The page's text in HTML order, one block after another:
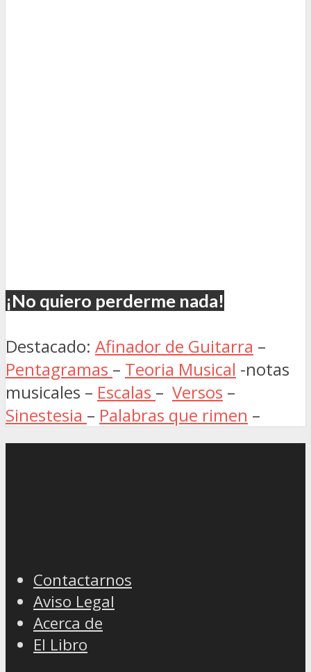
¡No quiero perderme nada!
Destacado: Afinador de Guitarra –
Pentagramas – Teoria Musical -notas
musicales – Escalas – Versos –
Sinestesia – Palabras que rimen –
Contactarnos
Aviso Legal
Acerca de
El Libro